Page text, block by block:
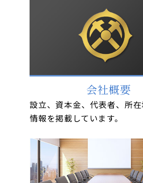
会社概要
設立、資本金、代表者、所
情報を掲載しています。